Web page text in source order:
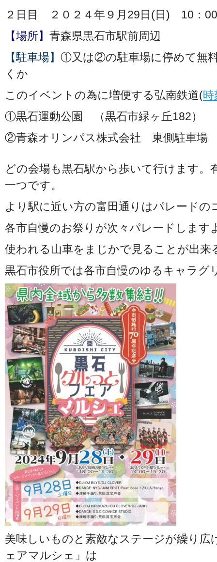
２日目 ２０２４年９月29日(日) 10：
【場所】 青森県黒石市駅前周辺
【駐車場】 ①又は②の駐車場に停めて無
くか
このイベントの為に増便する弘南鉄道(時
①黒石運動公園 （黒石市緑ヶ丘182）
②青森オリンパス株式会社 東側駐車場
どの会場も黒石駅から歩いて行けます。
一つです。
より駅に近い方の富田通りはパレードの
各市自慢のお祭りが次々パレードします
使われる山車をまじかで見ることが出来
黒石市役所では各市自慢のゆるキャラグ
美味しいものと素敵なステージが繰り広
ェアマルシェ」は